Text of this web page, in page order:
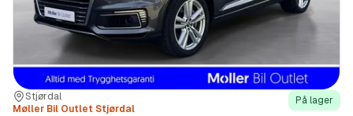
Sted:
Stjørdal
Forhandler:
Møller Bil Outlet Stjørdal
På lager